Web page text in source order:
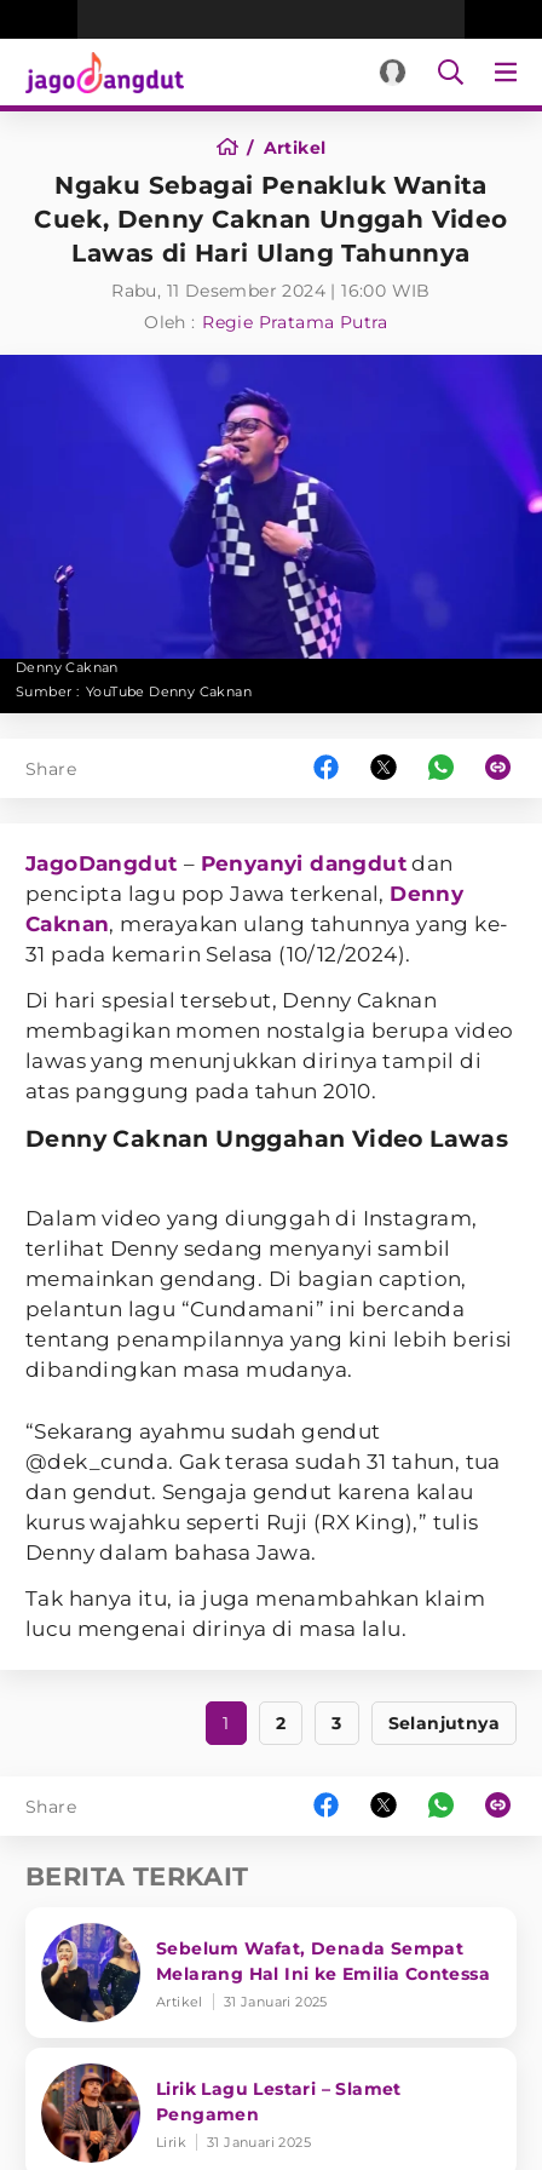
Artikel
Ngaku Sebagai Penakluk Wanita
Cuek, Denny Caknan Unggah Video
Lawas di Hari Ulang Tahunnya
Rabu, 11 Desember 2024 | 16:00 WIB
Oleh : Regie Pratama Putra
Denny Caknan
Sumber : YouTube Denny Caknan
Share
JagoDangdut – Penyanyi dangdut dan
pencipta lagu pop Jawa terkenal, Denny
Caknan, merayakan ulang tahunnya yang ke-
31 pada kemarin Selasa (10/12/2024).
Di hari spesial tersebut, Denny Caknan
membagikan momen nostalgia berupa video
lawas yang menunjukkan dirinya tampil di
atas panggung pada tahun 2010.
Denny Caknan Unggahan Video Lawas
Dalam video yang diunggah di Instagram,
terlihat Denny sedang menyanyi sambil
memainkan gendang. Di bagian caption,
pelantun lagu “Cundamani” ini bercanda
tentang penampilannya yang kini lebih berisi
dibandingkan masa mudanya.
“Sekarang ayahmu sudah gendut
@dek_cunda. Gak terasa sudah 31 tahun, tua
dan gendut. Sengaja gendut karena kalau
kurus wajahku seperti Ruji (RX King),” tulis
Denny dalam bahasa Jawa.
Tak hanya itu, ia juga menambahkan klaim
lucu mengenai dirinya di masa lalu.
1 2 3 Selanjutnya
Share
BERITA TERKAIT
Sebelum Wafat, Denada Sempat
Melarang Hal Ini ke Emilia Contessa
Artikel 31 Januari 2025
Lirik Lagu Lestari – Slamet
Pengamen
Lirik 31 Januari 2025